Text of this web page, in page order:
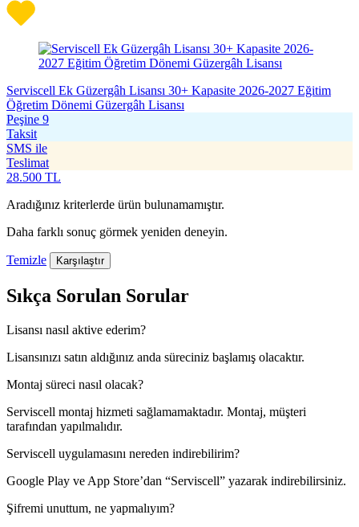
Serviscell Ek Güzergâh Lisansı 30+ Kapasite 2026-2027 Eğitim
Öğretim Dönemi Güzergâh Lisansı
Peşine 9
Taksit
SMS ile
Teslimat
28.500 TL
Aradığınız kriterlerde ürün bulunamamıştır.
Daha farklı sonuç görmek yeniden deneyin.
Temizle Karşılaştır
Sıkça Sorulan Sorular
Lisansı nasıl aktive ederim?
Lisansınızı satın aldığınız anda süreciniz başlamış olacaktır.
Montaj süreci nasıl olacak?
Serviscell montaj hizmeti sağlamamaktadır. Montaj, müşteri
tarafından yapılmalıdır.
Serviscell uygulamasını nereden indirebilirim?
Google Play ve App Store’dan “Serviscell” yazarak indirebilirsiniz.
Şifremi unuttum, ne yapmalıyım?